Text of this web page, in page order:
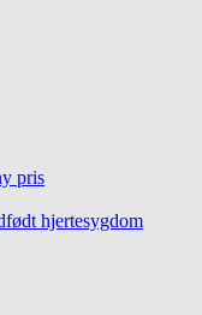
pris
hjertesygdom